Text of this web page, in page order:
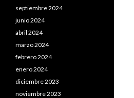
septiembre 2024
junio 2024
abril 2024
marzo 2024
febrero 2024
enero 2024
diciembre 2023
noviembre 2023